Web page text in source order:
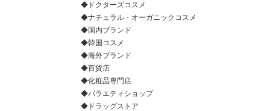
◆ドクターズコスメ
◆ナチュラル・オーガニックコスメ
◆国内ブランド
◆韓国コスメ
◆海外ブランド
◆百貨店
◆化粧品専門店
◆バラエティショップ
◆ドラッグストア